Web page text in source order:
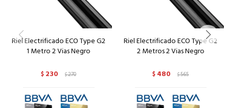
Riel Electrificado ECO Type G2
1 Metro 2 Vias Negro
$ 230 $270
Riel Electrificado ECO Type G2
2 Metros 2 Vias Negro
$ 480 $565